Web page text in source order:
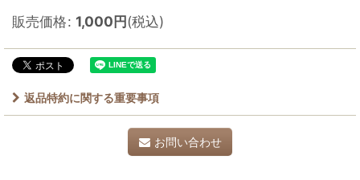
販売価格: 1,000円(税込)
返品特約に関する重要事項
お問い合わせ